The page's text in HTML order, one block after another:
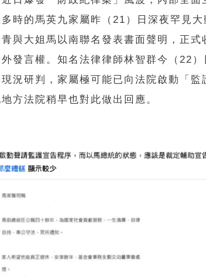
時的馬英九家屬昨（21）日深夜罕見
與大姐馬以南聯名發表書面聲明，正式
發言權。知名法律律師林智群今（22
況研判，家屬極可能已向法院啟動「監
方法院稍早也對此做出回應。